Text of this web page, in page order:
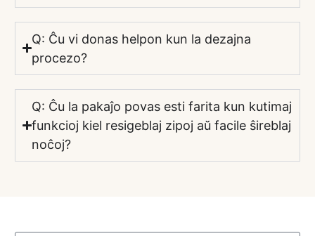
Q: Ĉu vi donas helpon kun la dezajna
procezo?
Q: Ĉu la pakaĵo povas esti farita kun kutimaj
funkcioj kiel resigeblaj zipoj aŭ facile ŝireblaj
noĉoj?